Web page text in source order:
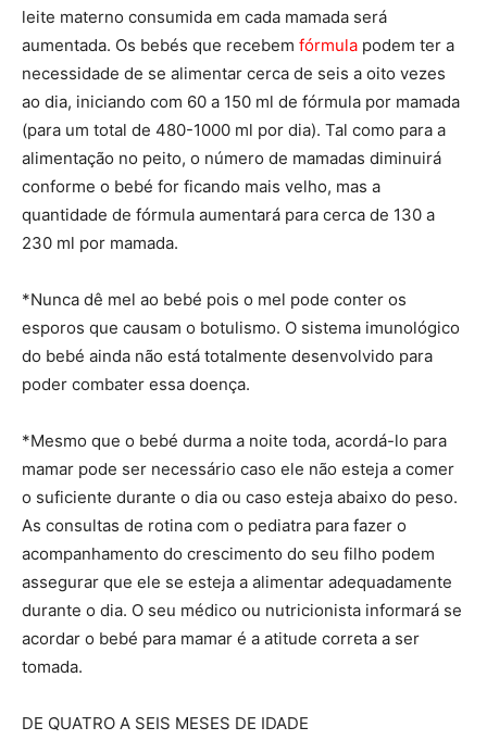
leite materno consumida em cada mamada será
aumentada. Os bebés que recebem fórmula podem ter a
necessidade de se alimentar cerca de seis a oito vezes
ao dia, iniciando com 60 a 150 ml de fórmula por mamada
(para um total de 480-1000 ml por dia). Tal como para a
alimentação no peito, o número de mamadas diminuirá
conforme o bebé for ficando mais velho, mas a
quantidade de fórmula aumentará para cerca de 130 a
230 ml por mamada.
*Nunca dê mel ao bebé pois o mel pode conter os
esporos que causam o botulismo. O sistema imunológico
do bebé ainda não está totalmente desenvolvido para
poder combater essa doença.
*Mesmo que o bebé durma a noite toda, acordá-lo para
mamar pode ser necessário caso ele não esteja a comer
o suficiente durante o dia ou caso esteja abaixo do peso.
As consultas de rotina com o pediatra para fazer o
acompanhamento do crescimento do seu filho podem
assegurar que ele se esteja a alimentar adequadamente
durante o dia. O seu médico ou nutricionista informará se
acordar o bebé para mamar é a atitude correta a ser
tomada.
DE QUATRO A SEIS MESES DE IDADE